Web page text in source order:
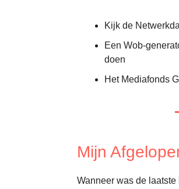
Kijk de
Een Wob-
doen
Het Mediafonds
Mijn
Wanneer was de